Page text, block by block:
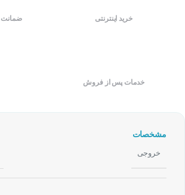
خرید اینترنتی ضمانت
خدمات پس از فروش
مشخصات
خروجی